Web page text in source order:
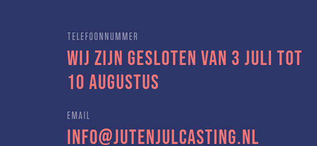
TELEFOONNUMMER
Wij zijn gesloten van 3 juli tot
10 augustus
EMAIL
info@jutenjulcasting.nl